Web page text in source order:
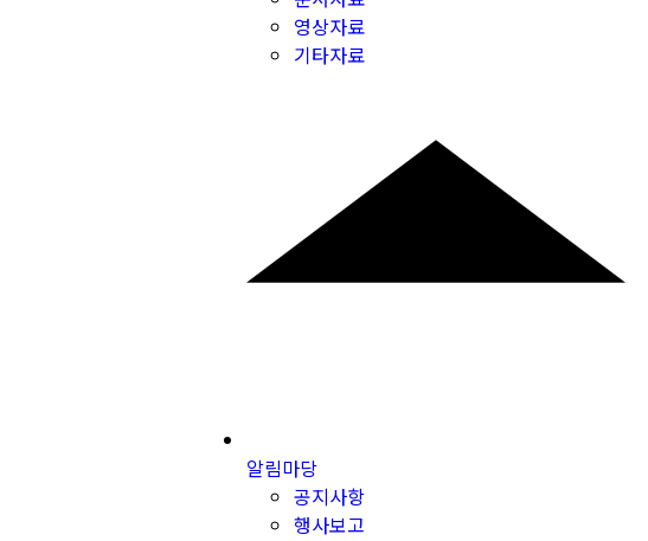
영상자료
기타자료
알림마당
공지사항
행사보고